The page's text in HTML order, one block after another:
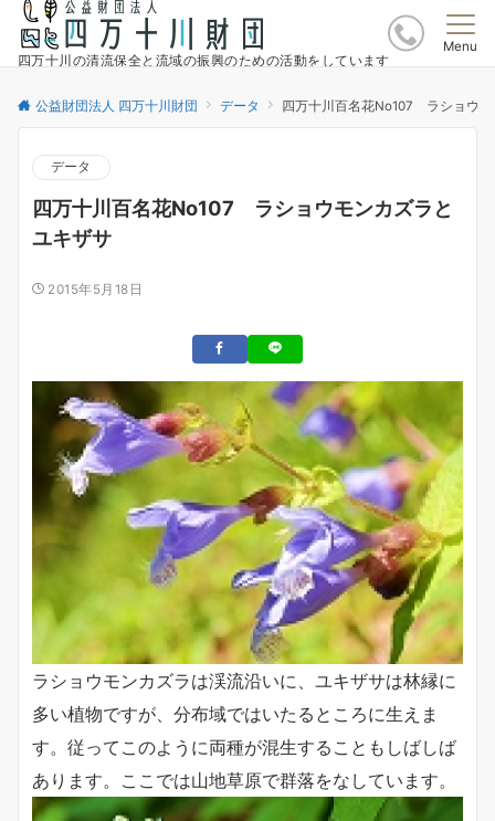
四万十川の清流保全と流域の振興のための活動をしています
Menu
公益財団法人 四万十川財団 データ 四万十川百名花No107 ラショウ
データ
四万十川百名花No107 ラショウモンカズラと
ユキザサ
2015年5月18日
ラショウモンカズラは渓流沿いに、ユキザサは林縁に
多い植物ですが、分布域ではいたるところに生えま
す。従ってこのように両種が混生することもしばしば
あります。ここでは山地草原で群落をなしています。